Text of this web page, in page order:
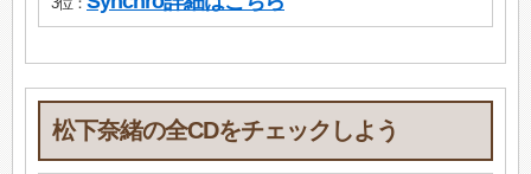
松下奈緒の全CDをチェックしよう